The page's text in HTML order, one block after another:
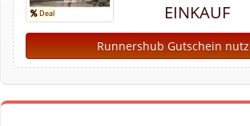
EINKAUF
Runnershub Gutschein